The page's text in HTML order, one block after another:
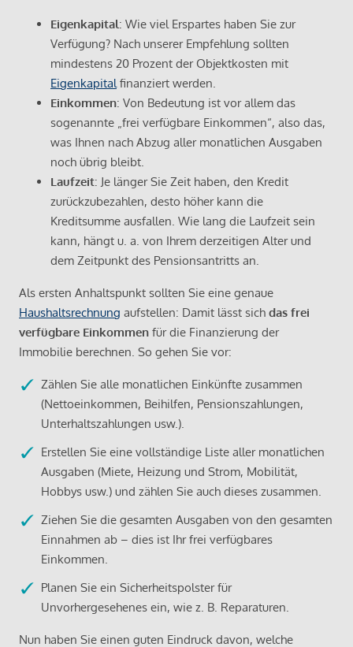
Eigenkapital: Wie viel Erspartes haben Sie zur
Verfügung? Nach unserer Empfehlung sollten
mindestens 20 Prozent der Objektkosten mit
Eigenkapital finanziert werden.
Einkommen: Von Bedeutung ist vor allem das
sogenannte „frei verfügbare Einkommen“, also das,
was Ihnen nach Abzug aller monatlichen Ausgaben
noch übrig bleibt.
Laufzeit: Je länger Sie Zeit haben, den Kredit
zurückzubezahlen, desto höher kann die
Kreditsumme ausfallen. Wie lang die Laufzeit sein
kann, hängt u. a. von Ihrem derzeitigen Alter und
dem Zeitpunkt des Pensionsantritts an.
Als ersten Anhaltspunkt sollten Sie eine genaue
Haushaltsrechnung aufstellen: Damit lässt sich das frei
verfügbare Einkommen für die Finanzierung der
Immobilie berechnen. So gehen Sie vor:
Zählen Sie alle monatlichen Einkünfte zusammen
(Nettoeinkommen, Beihilfen, Pensionszahlungen,
Unterhaltszahlungen usw.).
Erstellen Sie eine vollständige Liste aller monatlichen
Ausgaben (Miete, Heizung und Strom, Mobilität,
Hobbys usw.) und zählen Sie auch dieses zusammen.
Ziehen Sie die gesamten Ausgaben von den gesamten
Einnahmen ab – dies ist Ihr frei verfügbares
Einkommen.
Planen Sie ein Sicherheitspolster für
Unvorhergesehenes ein, wie z. B. Reparaturen.
Nun haben Sie einen guten Eindruck davon, welche